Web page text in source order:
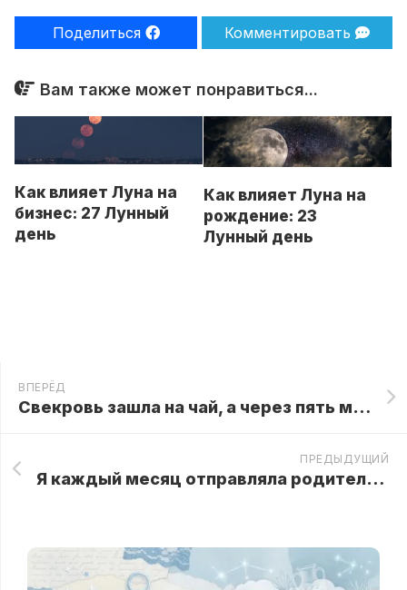
Поделиться Комментировать
Вам также может понравиться...
Как влияет Луна на
бизнес: 27 Лунный
день
Как влияет Луна на
рождение: 23
Лунный день
ВПЕРЁД
Свекровь зашла на чай, а через пять минут уже снимала с крючка ключи от квартиры МОЕЙ бабушки
ПРЕДЫДУЩИЙ
Я каждый месяц отправляла родителям тысячу долларов, пока одна просьба о помощи не раскрыла их настоящее отношени